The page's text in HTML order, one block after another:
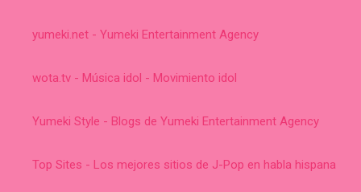
yumeki.net - Yumeki Entertainment Agency
wota.tv - Música idol - Movimiento idol
Yumeki Style - Blogs de Yumeki Entertainment Agency
Top Sites - Los mejores sitios de J-Pop en habla hispana